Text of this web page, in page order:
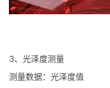
3、光泽度测量
测量数据：光泽度值